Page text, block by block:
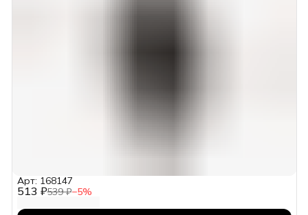
513 ₽539 ₽−5%
Арт: 168147